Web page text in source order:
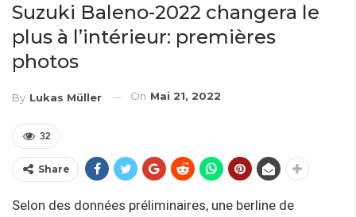
Suzuki Baleno-2022 changera le
plus à l’intérieur: premières
photos
By Lukas Müller On Mai 21, 2022
32
Share
Selon des données préliminaires, une berline de